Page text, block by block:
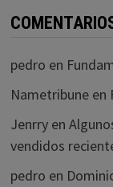
pedro en
Nametribuneen
Jenrryen
vendidos
pedro en